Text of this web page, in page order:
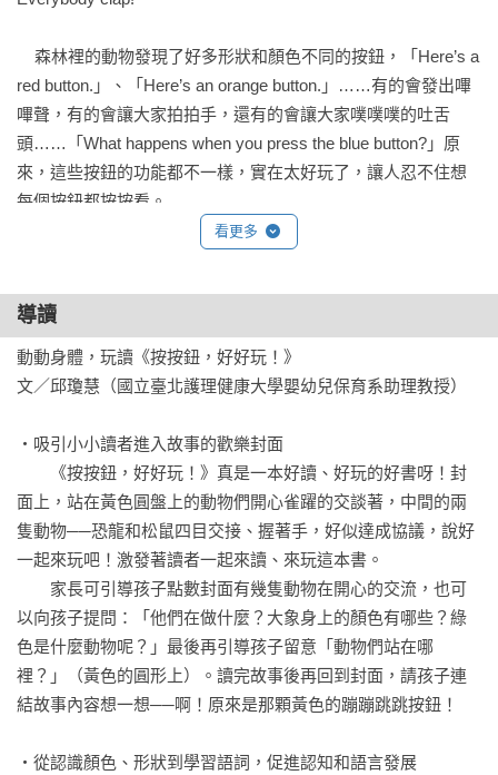
red button.」、「Here’s an orange button.」……有的會發出嗶
嗶聲，有的會讓大家拍拍手，還有的會讓大家噗噗噗的吐舌
頭……「What happens when you press the blue button?」原
來，這些按鈕的功能都不一樣，實在太好玩了，讓人忍不住想
每個按鈕都按按看。
一本學習顏色、形狀、聲音和動作的中英雙語互動式繪本，讓
機。本書除了適合親子共讀，還能掃描書中的QR Code，讓孩
子聆聽中英雙語故事音檔，用小小耳朵閱讀故事，沉浸在雙語
環境裡，並在故事結束時按下最後一顆按鈕，帶著滿足的心情
除非，你們忍不住想再讀一次或聽一次。
書末特別邀請幼兒教育專家邱瓊慧教授撰寫專業導讀，提供家
長更多利用繪本與孩子互動的妙方，以及附QR Code音檔的遊
戲頁面，讓孩子輕鬆認識顏色、形狀和動物的雙語說法喔！
※強力推薦「中英雙語」繪本系列
《10隻小鴨躲迷藏Ten Little Ducklings（附中英雙語QR Code音
檔）》
《不要打開這本書！Don’t Open This Book!（附中英雙語QR
Code音檔）》
推薦人
看更多
導讀
動動身體，玩讀《按按鈕，好好玩！》
文／邱瓊慧（國立臺北護理健康大學嬰幼兒保育系助理教授）
‧吸引小小讀者進入故事的歡樂封面
《按按鈕，好好玩！》真是一本好讀、好玩的好書呀！封
面上，站在黃色圓盤上的動物們開心雀躍的交談著，中間的兩
隻動物──恐龍和松鼠四目交接、握著手，好似達成協議，說好
一起來玩吧！激發著讀者一起來讀、來玩這本書。
家長可引導孩子點數封面有幾隻動物在開心的交流，也可
以向孩子提問：「他們在做什麼？大象身上的顏色有哪些？綠
色是什麼動物呢？」最後再引導孩子留意「動物們站在哪
裡？」（黃色的圓形上）。讀完故事後再回到封面，請孩子連
結故事內容想一想──啊！原來是那顆黃色的蹦蹦跳跳按鈕！
‧從認識顏色、形狀到學習語詞，促進認知和語言發展